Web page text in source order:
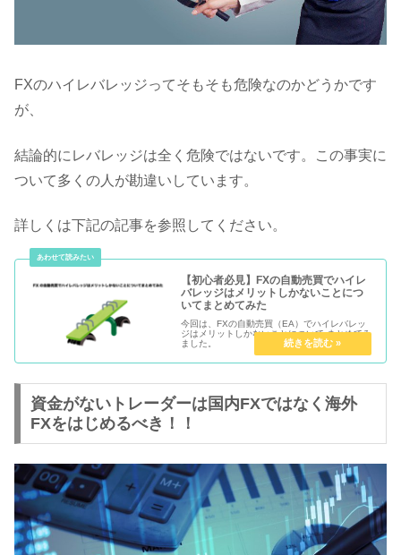
FXのハイレバレッジってそもそも危険なのかどうかです
が、
結論的にレバレッジは全く危険ではないです。この事実に
ついて多くの人が勘違いしています。
詳しくは下記の記事を参照してください。
【初心者必見】FXの自動売買でハイレ
バレッジはメリットしかないことにつ
いてまとめてみた
今回は、FXの自動売買（EA）でハイレバレッ
ジはメリットしかないことについて まとめてみ
ました。
資金がないトレーダーは国内FXではなく海外
FXをはじめるべき！！